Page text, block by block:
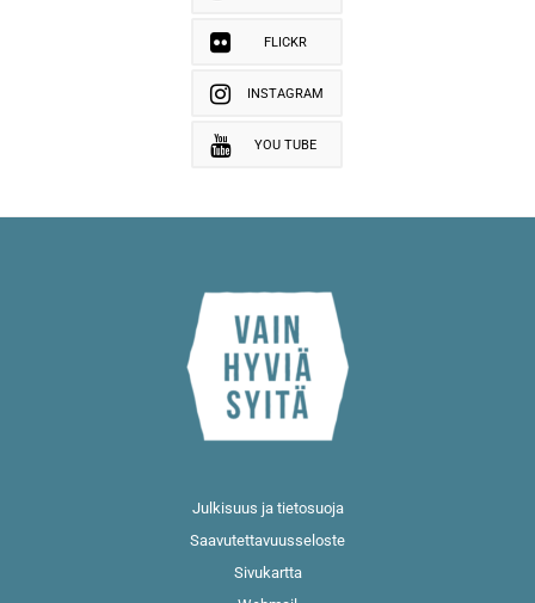
FLICKR
INSTAGRAM
YOU TUBE
Julkisuus ja tietosuoja
Saavutettavuusseloste
Sivukartta